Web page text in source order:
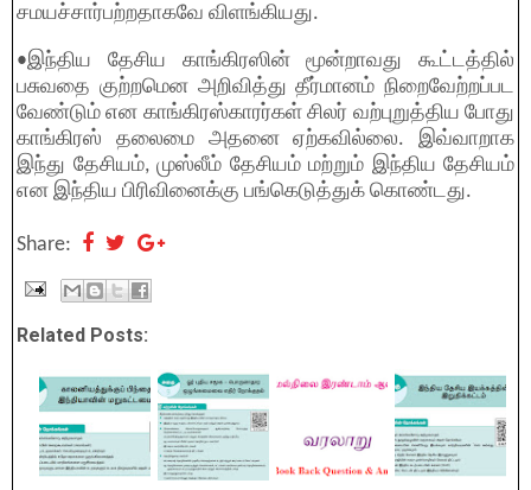
சமயச்சார்பற்றதாகவே விளங்கியது.
•இந்திய தேசிய காங்கிரஸின் மூன்றாவது கூட்டத்தில்
பசுவதை குற்றமென அறிவித்து தீர்மானம் நிறைவேற்றப்பட
வேண்டும் என காங்கிரஸ்காரர்கள் சிலர் வற்புறுத்திய போது
காங்கிரஸ் தலைமை அதனை ஏற்கவில்லை. இவ்வாறாக
இந்து தேசியம், முஸ்லீம் தேசியம் மற்றும் இந்திய தேசியம்
என இந்திய பிரிவினைக்கு பங்கெடுத்துக் கொண்டது.
Share:
Related Posts: